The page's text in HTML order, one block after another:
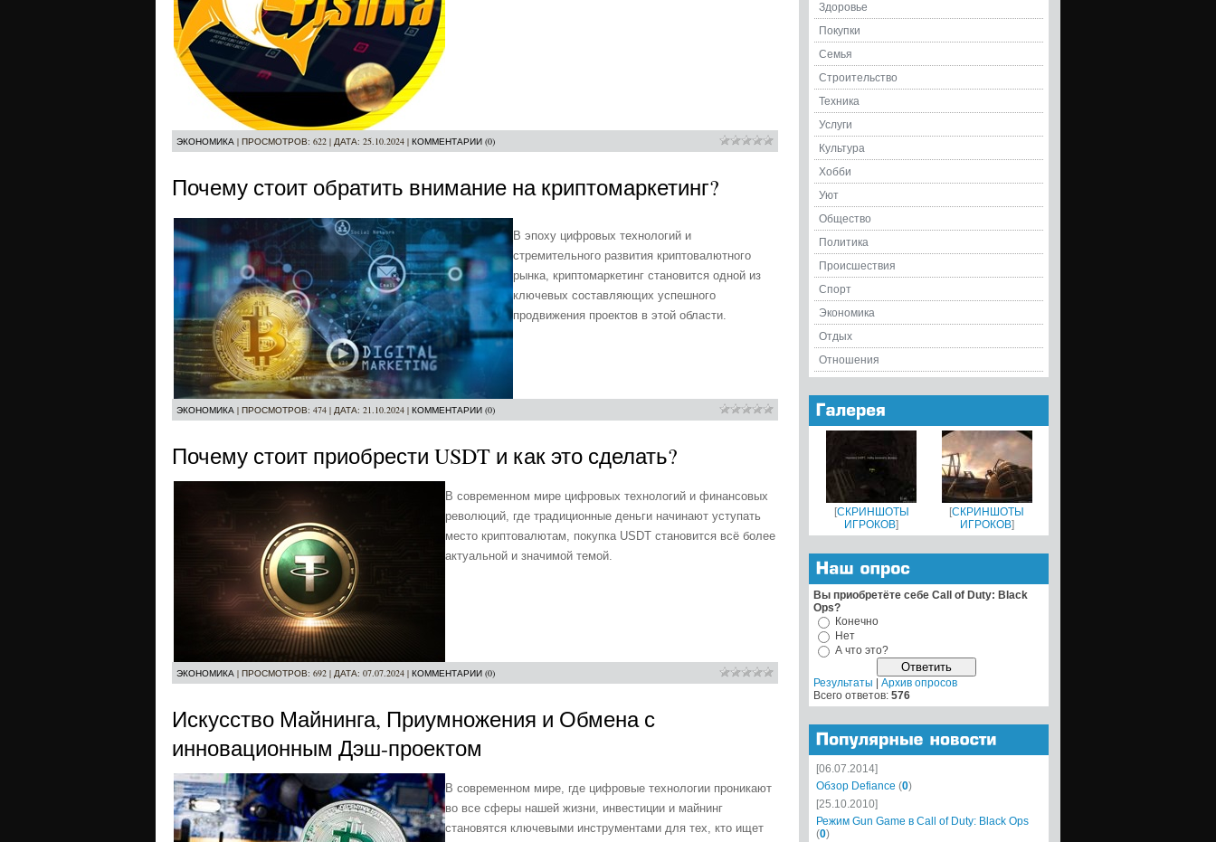
ЭКОНОМИКА | ПРОСМОТРОВ: 622 | ДАТА: 25.10.2024 | КОММЕНТАРИИ (0)
Почему стоит обратить внимание на криптомаркетинг?
В эпоху цифровых технологий и
стремительного развития криптовалютного
рынка, криптомаркетинг становится одной из
ключевых составляющих успешного
продвижения проектов в этой области.
ЭКОНОМИКА | ПРОСМОТРОВ: 474 | ДАТА: 21.10.2024 | КОММЕНТАРИИ (0)
Почему стоит приобрести USDT и как это сделать?
В современном мире цифровых технологий и финансовых
революций, где традиционные деньги начинают уступать
место криптовалютам, покупка USDT становится всё более
актуальной и значимой темой.
ЭКОНОМИКА | ПРОСМОТРОВ: 692 | ДАТА: 07.07.2024 | КОММЕНТАРИИ (0)
Искусство Майнинга, Приумножения и Обмена с
инновационным Дэш-проектом
В современном мире, где цифровые технологии проникают
во все сферы нашей жизни, инвестиции и майнинг
становятся ключевыми инструментами для тех, кто ищет
Здоровье
Покупки
Семья
Строительство
Техника
Услуги
Культура
Хобби
Уют
Общество
Политика
Происшествия
Спорт
Экономика
Отдых
Отношения
[СКРИНШОТЫ
ИГРОКОВ]
[СКРИНШОТЫ
ИГРОКОВ]
Вы приобретёте себе Call of Duty: Black
Ops?
Конечно
Нет
А что это?
Результаты
Архив опросов
Всего ответов: 576
[06.07.2014]
Обзор Defiance (0)
[25.10.2010]
Режим Gun Game в Call of Duty: Black Ops
(0)